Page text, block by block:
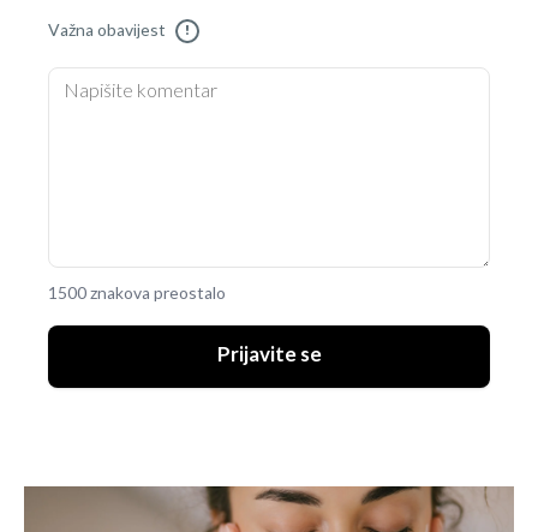
Važna obavijest !
1500 znakova preostalo
Prijavite se